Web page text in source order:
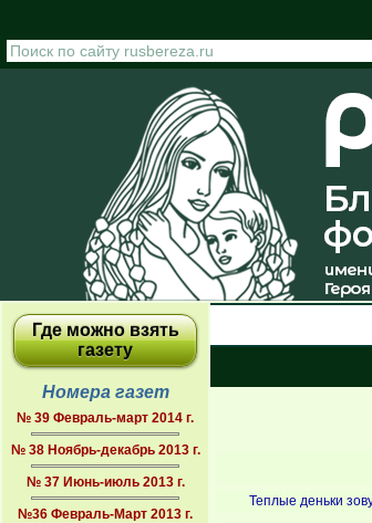
Где можно взять
газету
Номера газет
№ 39 Февраль-март 2014 г.
№ 38 Ноябрь-декабрь 2013 г.
№ 37 Июнь-июль 2013 г.
№36 Февраль-Март 2013 г.
Теплые деньки